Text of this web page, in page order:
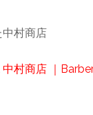
中村商店
村商店 ｜